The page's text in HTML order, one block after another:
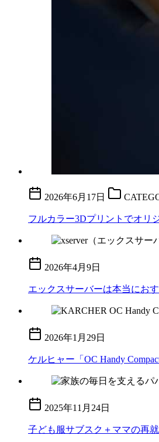
2026年6月17日
フルカラー3Dプリントでオリ
2026年4月9日
エックスサーバーは本当にお
2026年1月29日
ケルヒャー「OC Handy
2025年11月24日
子ども服サブスク＋ママの再